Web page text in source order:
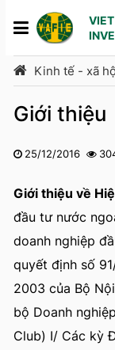
Kinh tế - xã
Giới thiệu
25/12/2016
Giới thiệu về
đầu tư nước
doanh nghiệp
quyết định số
2003 của Bộ
bộ Doanh
Club) I/ Các kỳ